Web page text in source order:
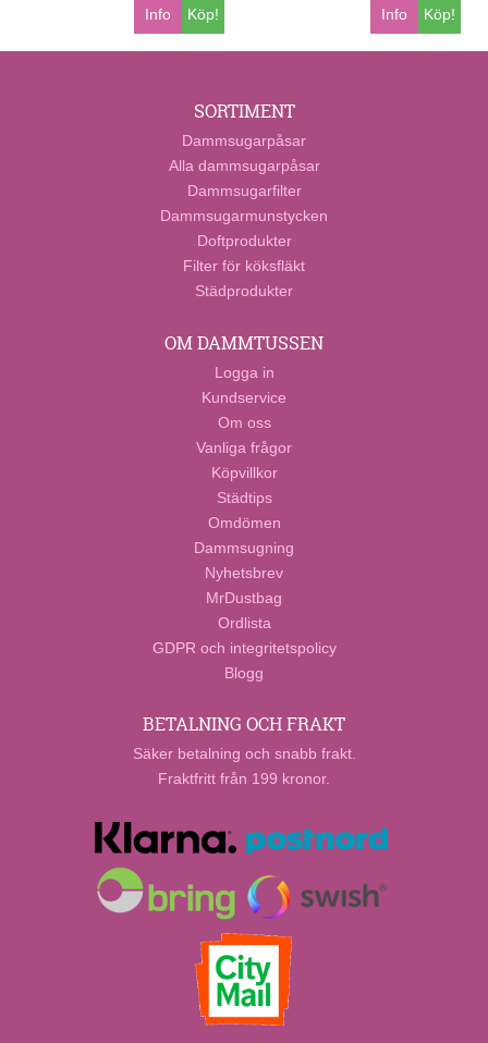
Köp!
Info Köp!
Info
SORTIMENT
Dammsugarpåsar
Alla dammsugarpåsar
Dammsugarfilter
Dammsugarmunstycken
Doftprodukter
Filter för köksfläkt
Städprodukter
OM DAMMTUSSEN
Logga in
Kundservice
Om oss
Vanliga frågor
Köpvillkor
Städtips
Omdömen
Dammsugning
Nyhetsbrev
MrDustbag
Ordlista
GDPR och integritetspolicy
Blogg
BETALNING OCH FRAKT
Säker betalning och snabb frakt.
Fraktfritt från 199 kronor.